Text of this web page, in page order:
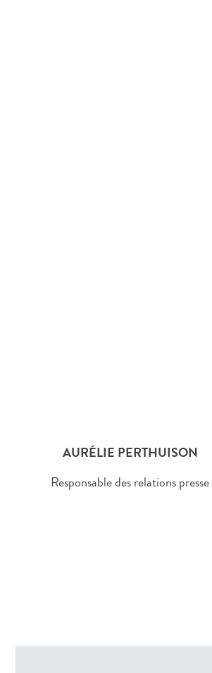
AURÉLIE PERTHUISON
Responsable des relations presse